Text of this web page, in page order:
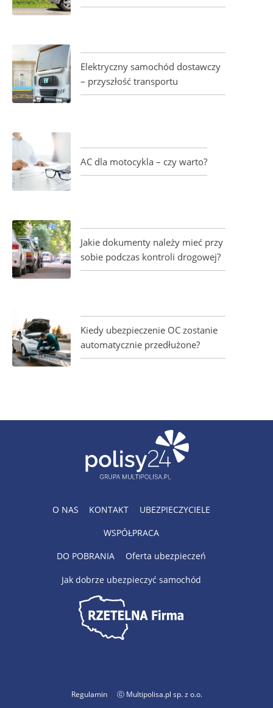
Elektryczny samochód dostawczy
– przyszłość transportu
AC dla motocykla – czy warto?
Jakie dokumenty należy mieć przy
sobie podczas kontroli drogowej?
Kiedy ubezpieczenie OC zostanie
automatycznie przedłużone?
O NAS KONTAKT UBEZPIECZYCIELE
WSPÓŁPRACA
DO POBRANIA Oferta ubezpieczeń
Jak dobrze ubezpieczyć samochód
Regulamin ⓒ Multipolisa.pl sp. z o.o.